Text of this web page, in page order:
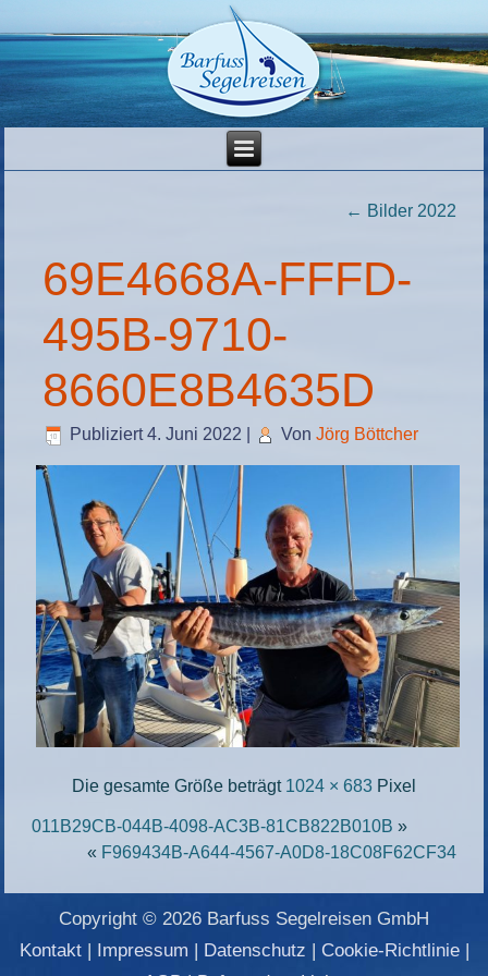
← Bilder 2022
69E4668A-FFFD-
495B-9710-
8660E8B4635D
Publiziert 4. Juni 2022 Von Jörg Böttcher
Die gesamte Größe beträgt 1024 × 683 Pixel
011B29CB-044B-4098-AC3B-81CB822B010B »
« F969434B-A644-4567-A0D8-18C08F62CF34
Copyright © 2026 Barfuss Segelreisen GmbH
Kontakt| Impressum | Datenschutz | Cookie-Richtlinie|